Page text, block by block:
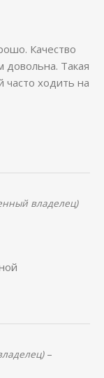
Качество
довольна. Такая
часто ходить на
владелец)
–